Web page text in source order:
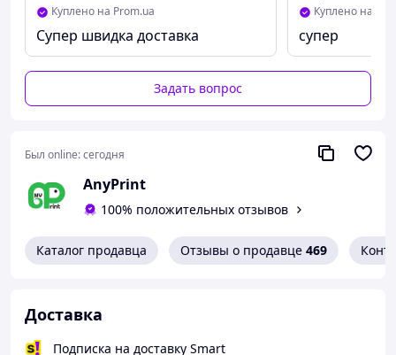
Куплено на Prom.ua
Супер швидка доставка
Куплено на
супер
Задать вопрос
Был online:сегодня
AnyPrint
100% положительных отзывов
Каталог продавца Отзывы о продавце 469
Доставка
Подписка на доставку Smart